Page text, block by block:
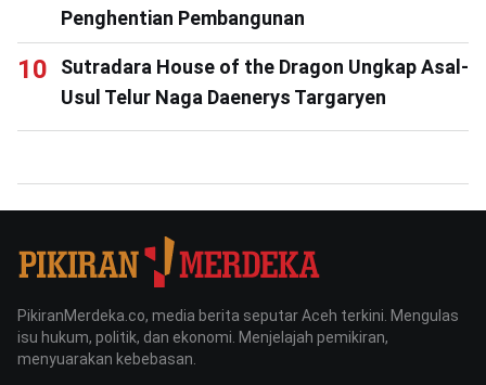
Penghentian Pembangunan
Sutradara House of the Dragon Ungkap Asal-
Usul Telur Naga Daenerys Targaryen
PikiranMerdeka.co, media berita seputar Aceh terkini. Mengulas
isu hukum, politik, dan ekonomi. Menjelajah pemikiran,
menyuarakan kebebasan.